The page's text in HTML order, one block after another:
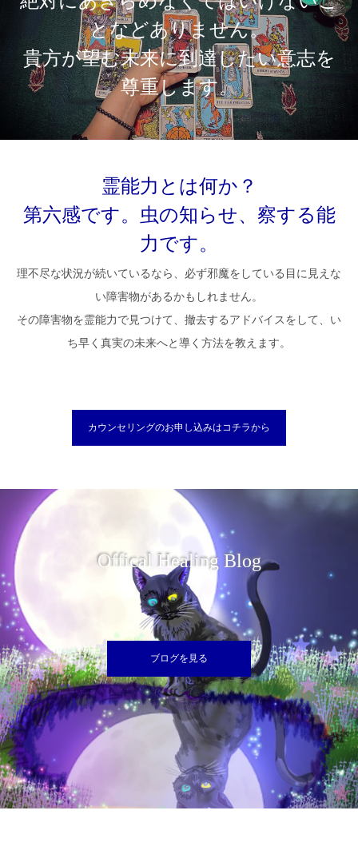
となどありません。
貴方が望む未来に到達したい意志を
尊重します。
霊能力とは何か？
第六感です。虫の知らせ、察する能
力です。
理不尽な状況が続いているなら、必ず邪魔をしている目に見えな
い障害物があるかもしれません。
その障害物を霊能力で見つけて、撤去するアドバイスをして、い
ち早く真実の未来へと導く方法を教えます。
カウンセリングのお申し込みはコチラから
Offical Healing Blog
ブログを見る